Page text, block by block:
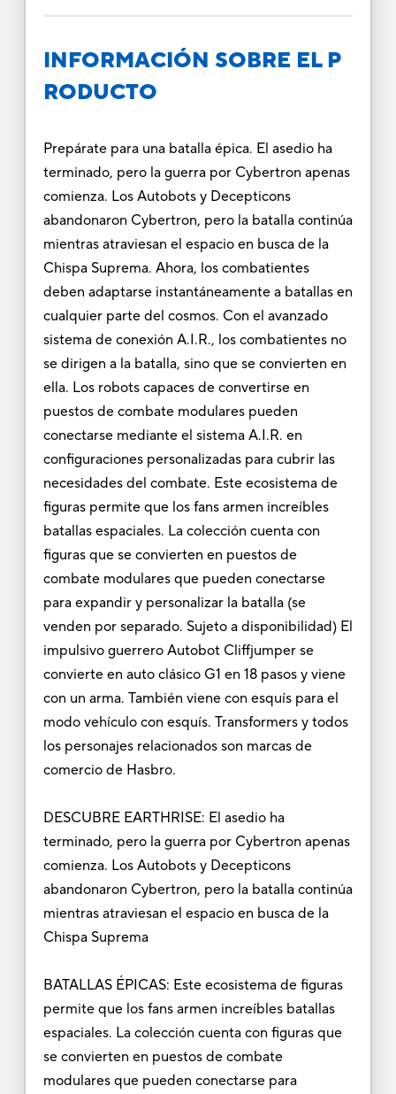
INFORMACIÓN SOBRE EL P
RODUCTO
Prepárate para una batalla épica. El asedio ha
terminado, pero la guerra por Cybertron apenas
comienza. Los Autobots y Decepticons
abandonaron Cybertron, pero la batalla continúa
mientras atraviesan el espacio en busca de la
Chispa Suprema. Ahora, los combatientes
deben adaptarse instantáneamente a batallas en
cualquier parte del cosmos. Con el avanzado
sistema de conexión A.I.R., los combatientes no
se dirigen a la batalla, sino que se convierten en
ella. Los robots capaces de convertirse en
puestos de combate modulares pueden
conectarse mediante el sistema A.I.R. en
configuraciones personalizadas para cubrir las
necesidades del combate. Este ecosistema de
figuras permite que los fans armen increíbles
batallas espaciales. La colección cuenta con
figuras que se convierten en puestos de
combate modulares que pueden conectarse
para expandir y personalizar la batalla (se
venden por separado. Sujeto a disponibilidad) El
impulsivo guerrero Autobot Cliffjumper se
convierte en auto clásico G1 en 18 pasos y viene
con un arma. También viene con esquís para el
modo vehículo con esquís. Transformers y todos
los personajes relacionados son marcas de
comercio de Hasbro.
DESCUBRE EARTHRISE: El asedio ha
terminado, pero la guerra por Cybertron apenas
comienza. Los Autobots y Decepticons
abandonaron Cybertron, pero la batalla continúa
mientras atraviesan el espacio en busca de la
Chispa Suprema
BATALLAS ÉPICAS: Este ecosistema de figuras
permite que los fans armen increíbles batallas
espaciales. La colección cuenta con figuras que
se convierten en puestos de combate
modulares que pueden conectarse para